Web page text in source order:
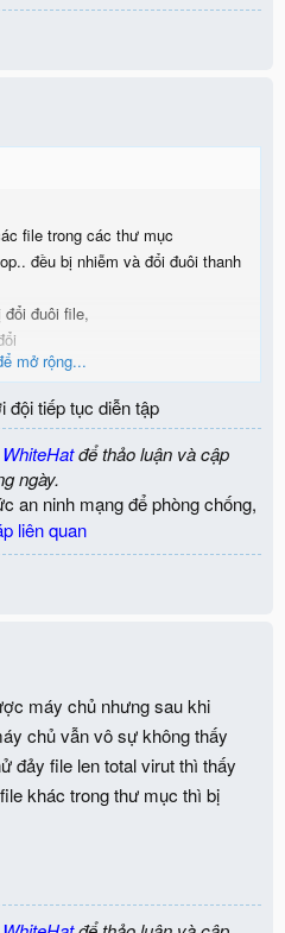
file trong các thư mục
đều bị nhiễm và đổi đuôi thanh
đuôi file,
mở rộng...
đội tiếp tục diễn tập
để thảo luận và cập
ngày.
an ninh mạng để phòng chống,
liên quan
máy chủ nhưng sau khi
chủ vẫn vô sự không thấy
đảy file len total virut thì thấy
khác trong thư mục thì bị